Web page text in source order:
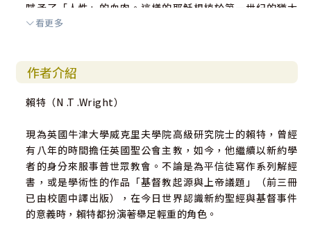
賦予了「人性」的血肉。這樣的耶穌根植於第一世紀的猶太
教，卻又嚴肅地挑戰了它。他是位行公義、好憐憫的猶太先
權，而是決意透過自己的死，去徹底推翻撒但的國度。
卷三：神兒子的復活
料，從古近東的歷史、第二聖殿時期文獻、早期教父及護教
家等等，帶我們將新舊約中關於復活的經文，全部爬梳一
遍。
一方面，這樣的研究，提供了更豐富的證據，再次確認了耶
穌的復活，在歷史上幾乎是無可否認的事實；另一方面，藉
看更多
作者介紹
賴特（N .T .Wright）
現為英國牛津大學威克里夫學院高級研究院士的賴特，曾經
有八年的時間擔任英國聖公會主教，如今，他繼續以新約學
者的身分來服事普世眾教會。不論是為平信徒寫作系列解經
書，或是學術性的作品「基督教起源與上帝議題」（前三冊
已由校園中譯出版），在今日世界認識新約聖經與基督事件
的意義時，賴特都扮演著舉足輕重的角色。